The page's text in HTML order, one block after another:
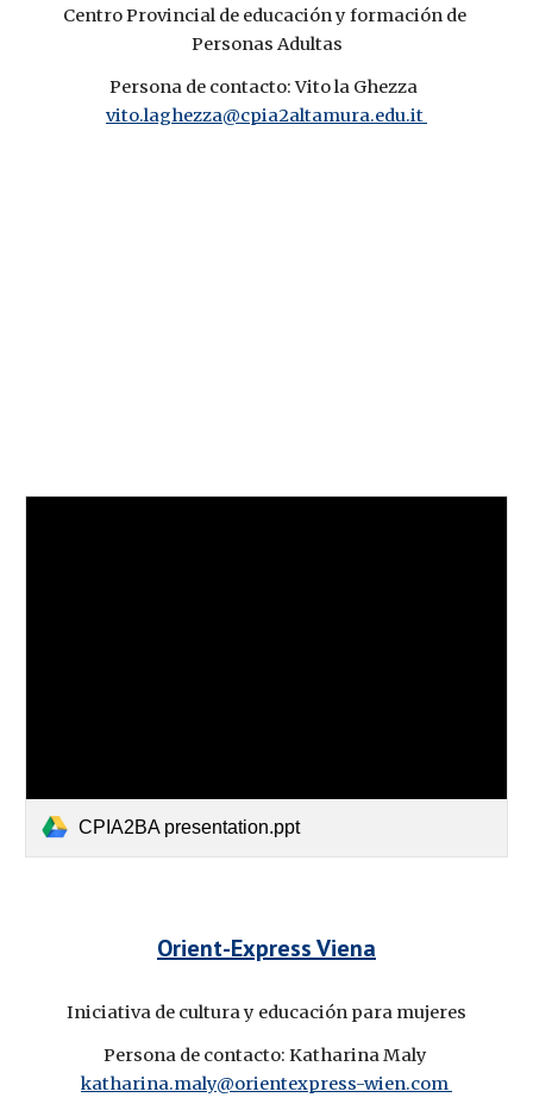
Centro Provincial de educación y formación de
Personas Adultas
vito.laghezza@cpia2altamura.edu.it
CPIA2BA presentation.ppt
Orient-Express Viena
Iniciativa de cultura y educación para mujeres
Persona de contacto: Katharina Maly
katharina.maly@orientexpress-wien.com